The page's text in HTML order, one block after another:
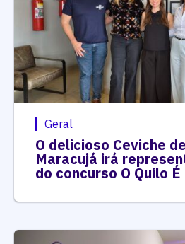
Geral
O delicioso Ceviche
Maracujá irá
do concurso O Quilo